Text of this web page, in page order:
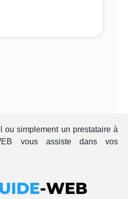
ou simplement un prestataire à
vous assiste dans vos